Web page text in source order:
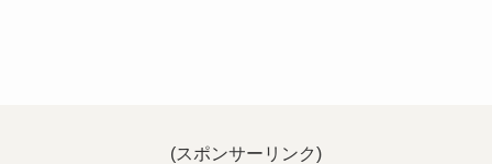
(スポンサーリンク)